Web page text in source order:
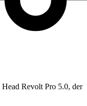
Revolt Pro 5.0, der